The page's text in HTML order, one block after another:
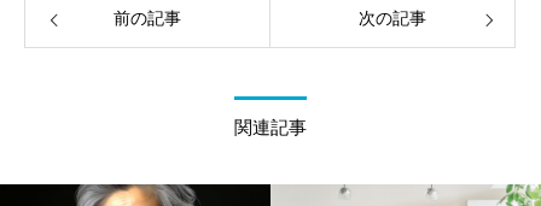
前の記事 次の記事
関連記事